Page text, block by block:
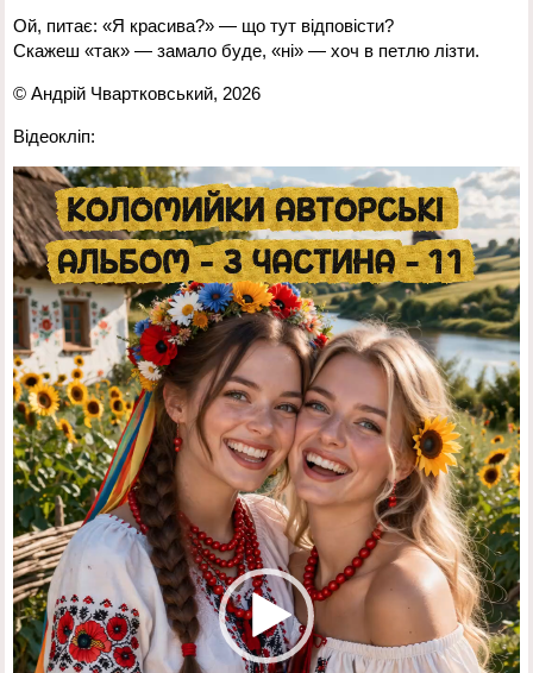
Ой, питає: «Я красива?» — що тут відповісти?
Скажеш «так» — замало буде, «ні» — хоч в петлю лізти.
© Андрій Чвартковський, 2026
Відеокліп:
Відеопрогравач